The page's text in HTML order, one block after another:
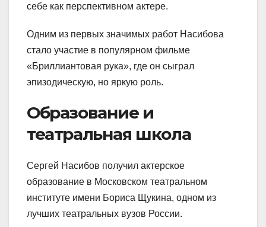
себе как перспективном актере.
Одним из первых значимых работ Насибова
стало участие в популярном фильме
«Бриллиантовая рука», где он сыграл
эпизодическую, но яркую роль.
Образование и
театральная школа
Сергей Насибов получил актерское
образование в Московском театральном
институте имени Бориса Щукина, одном из
лучших театральных вузов России.